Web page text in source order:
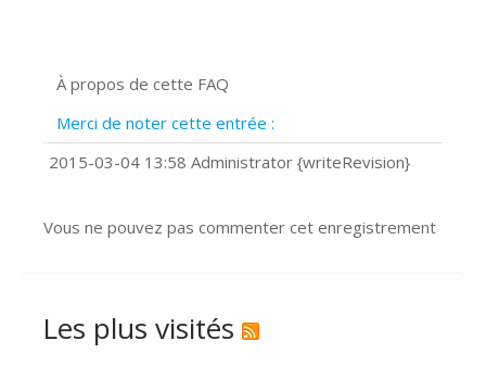
Prise de vue 360°
?
Comment installer Google Chrome ?
À propos de cette FAQ
Merci de noter cette entrée :
2015-03-04 13:58 Administrator {writeRevision}
Vous ne pouvez pas commenter cet enregistrement
Les plus visités